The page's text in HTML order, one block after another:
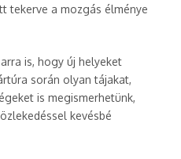
tekerve a mozgás élménye
is, hogy új helyeket
során olyan tájakat,
is megismerhetünk,
kevésbé